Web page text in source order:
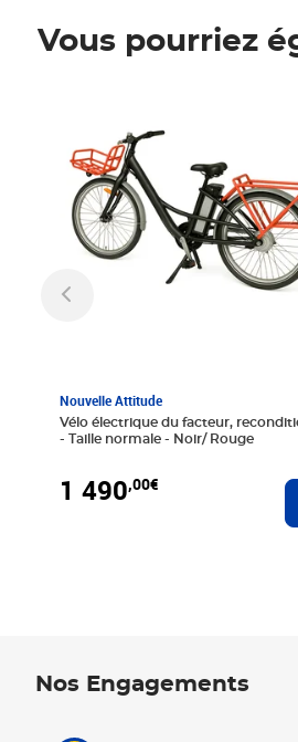
Vous pourriez
Nouvelle Attitude
Vélo électrique du facteur,
- Taille normale - Noir/ Rouge
1 490,00€
Nos Engagements